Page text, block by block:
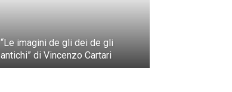
“Le imagini de gli dei de gli
antichi” di Vincenzo Cartari